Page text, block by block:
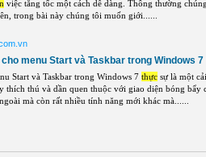
việc tăng tốc một cách dễ dàng. Thông thường
trong bài này chúng tôi muốn giới......
menu Start và Taskbar trong Windows 7
Start và Taskbar trong Windows 7 thực sự là một
thích thú và dần quen thuộc với giao diện bóng
mà còn rất nhiều tính năng mới khác mà......